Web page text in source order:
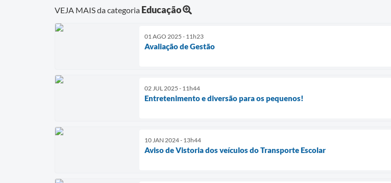
VEJA MAIS da categoria Educação
01 AGO 2025 - 11h23
Avaliação de Gestão
02 JUL 2025 - 11h44
Entretenimento e diversão para os pequenos!
10 JAN 2024 - 13h44
Aviso de Vistoria dos veículos do Transporte Escolar